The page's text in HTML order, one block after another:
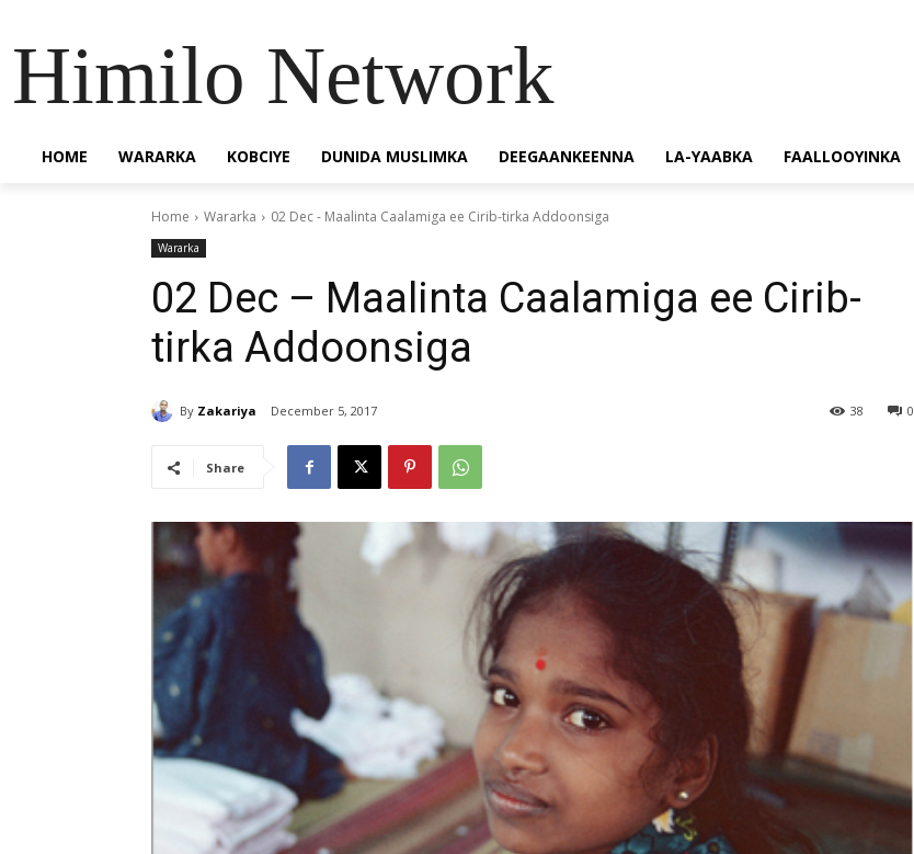
Himilo Network
HOME WARARKA KOBCIYE DUNIDA MUSLIMKA DEEGAANKEENNA LA-YAABKA FAALLOOYINKA
Home Wararka 02 Dec - Maalinta Caalamiga ee Cirib-tirka Addoonsiga
Wararka
02 Dec – Maalinta Caalamiga ee Cirib-
tirka Addoonsiga
By Zakariya December 5, 2017 0
38
Share